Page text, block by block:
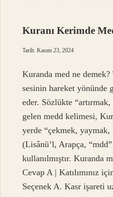
Kuranı Kerimde
Tarih: Kasım 23, 2024
Kuranda med ne
sesinin hareket yönünde
eder. Sözlükte
gelen medd kelimesi,
yerde “çekmek,
(Lisânü’l, Arapça,
kullanılmıştır. Kuranda
Cevap A | Katılımınız
Seçenek A. Kasr işareti